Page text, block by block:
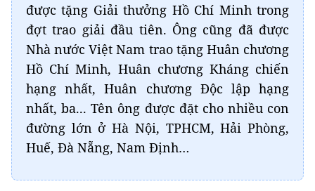
được tặng Giải thưởng Hồ Chí Minh trong
đợt trao giải đầu tiên. Ông cũng đã được
Nhà nước Việt Nam trao tặng Huân chương
Hồ Chí Minh, Huân chương Kháng chiến
hạng nhất, Huân chương Độc lập hạng
nhất, ba... Tên ông được đặt cho nhiều con
đường lớn ở Hà Nội, TPHCM, Hải Phòng,
Huế, Đà Nẵng, Nam Định…